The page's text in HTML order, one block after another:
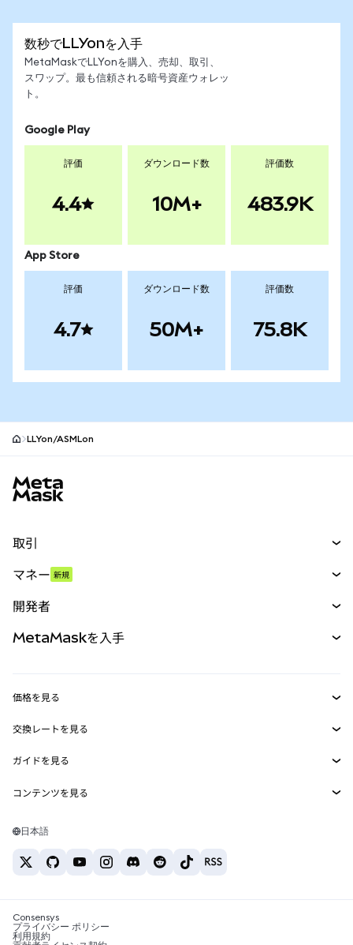
数秒でLLYonを入手
MetaMaskでLLYonを購入、売却、取引、
スワップ。最も信頼される暗号資産ウォレッ
ト。
Google Play
評価
4.4
ダウンロード数
10M+
評価数
483.9K
App Store
評価
4.7
ダウンロード数
50M+
評価数
75.8K
LLYon/ASMLon
取引
パーペチュアル
RWA
マネー 新規
開発者
MetaMask Connect
Snaps
Web3サービス
MetaMaskを入手
セキュリティ
サポート
キャリア
お問い合わせ
価格を見る
イーサリアムの価格
Solanaの価格
Tetherの価格
交換レートを見る
ETH→USD
USDT→INR
BTC→INR
ETH→USDT
ガイドを見る
ETHの購入
USDTの購入
SHIBの購入
BNBの購入
コンテンツを見る
Solanaウォレット
税制関連ニュース
日本語
Consensys
プライバシー ポリシー
利用規約